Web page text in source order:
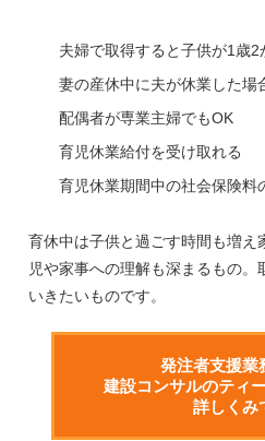
夫婦で取得すると子供が1歳
妻の産休中に夫が休業した場
配偶者が専業主婦でもOK
育児休業給付を受け取れる
育児休業期間中の社会保険料
育休中は子供と過ごす時間も増
児や家事への理解も深まるもの
いきたいものです。
発注者支援業
建設コンサルのティ
詳しくみ